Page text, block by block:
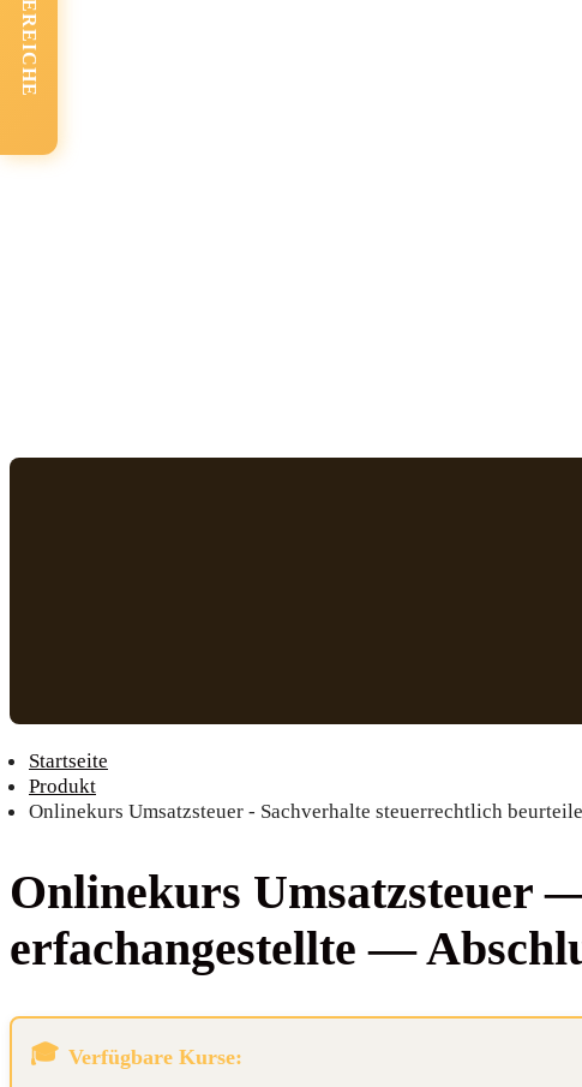
Startseite
Produkt
Onlinekurs Umsatzsteuer - Sachverhalte steuerrechtlich
Online­kurs Umsatz­steu­er
er­fach­an­ge­stell­te —
Verfügbare Kurse: